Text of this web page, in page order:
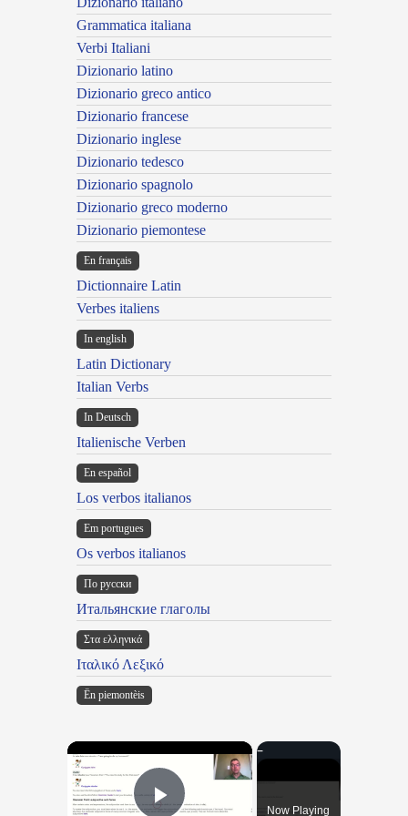
Grammatica italiana
Verbi Italiani
Dizionario latino
Dizionario greco antico
Dizionario francese
Dizionario inglese
Dizionario tedesco
Dizionario spagnolo
Dizionario greco moderno
Dizionario piemontese
En français
Dictionnaire Latin
Verbes italiens
In english
Latin Dictionary
Italian Verbs
In Deutsch
Italienische Verben
En español
Los verbos italianos
Em portugues
Os verbos italianos
По русски
Итальянские глаголы
Στα ελληνικά
Ιταλικό Λεξικό
Ën piemontèis
×
Now Playing